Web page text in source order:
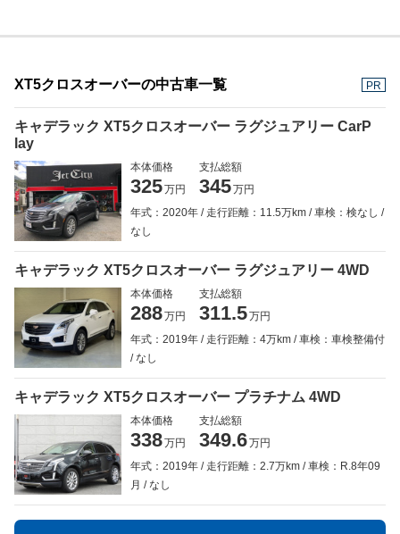
XT5クロスオーバーの中古車一覧 PR
キャデラック XT5クロスオーバー ラグジュアリー CarP
lay
本体価格
325万円
支払総額
345万円
年式：2020年
走行距離：11.5万km
車検：検なし
なし
キャデラック XT5クロスオーバー ラグジュアリー 4WD
本体価格
288万円
支払総額
311.5万円
年式：2019年
走行距離：4万km
車検：車検整備付
なし
キャデラック XT5クロスオーバー プラチナム 4WD
本体価格
338万円
支払総額
349.6万円
年式：2019年
走行距離：2.7万km
車検：R.8年09
月
なし